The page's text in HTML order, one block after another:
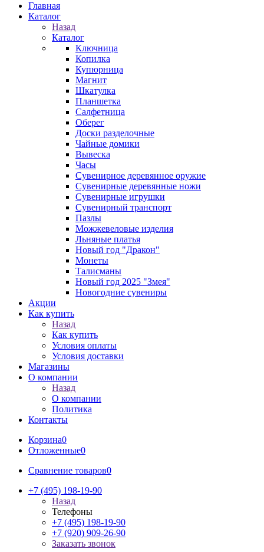
Главная
Каталог
Назад
Каталог
Ключница
Копилка
Купюрница
Магнит
Шкатулка
Планшетка
Салфетница
Оберег
Доски разделочные
Чайные домики
Вывеска
Часы
Сувенирное деревянное оружие
Сувенирные деревянные ножи
Сувенирные игрушки
Сувенирный транспорт
Пазлы
Можжевеловые изделия
Льняные платья
Новый год "Дракон"
Монеты
Талисманы
Новый год 2025 "Змея"
Новогодние сувениры
Акции
Как купить
Назад
Как купить
Условия оплаты
Условия доставки
Магазины
О компании
Назад
О компании
Политика
Контакты
Корзина0
Отложенные0
Сравнение товаров0
+7 (495) 198-19-90
Назад
Телефоны
+7 (495) 198-19-90
+7 (920) 909-26-90
Заказать звонок